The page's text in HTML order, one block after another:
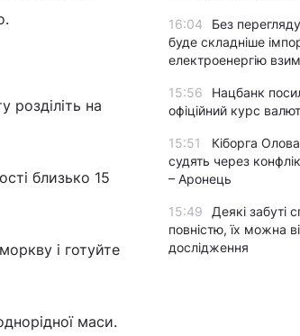
розділіть на
близько 15
і готуйте
маси.
16:04
Без
буде складніше
електроенергію
15:56
Нацбанк
офіційний курс
15:51
Кіборга
судять через
– Аронець
15:49
Деякі забуті
повністю, їх можна
дослідження